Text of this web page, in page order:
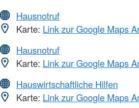
Hausnotruf
Karte: Link zur Google Maps
Hausnotruf
Karte: Link zur Google Maps
Hauswirtschaftliche Hilfen
Karte: Link zur Google Maps